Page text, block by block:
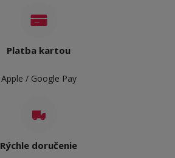
Platba kartou
Apple / Google Pay
Rýchle doručenie